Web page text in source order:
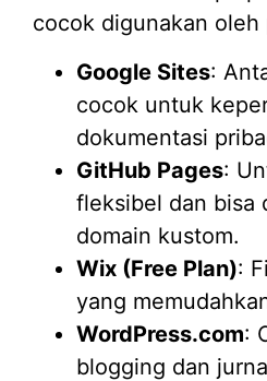
cocok digunakan oleh
Google Sites:
cocok untuk
dokumentasi
GitHub Pages:
fleksibel dan bisa
domain kustom.
Wix (Free Plan):
yang
WordPress.com:
blogging dan